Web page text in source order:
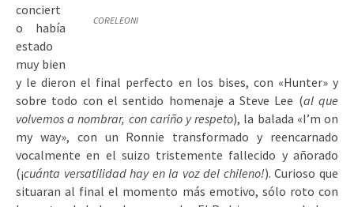
CORELEONI
conciert
o había
estado
muy bien
y le dieron el final perfecto en los bises, con «Hunter» y
sobre todo con el sentido homenaje a Steve Lee (al que
volvemos a nombrar, con cariño y respeto), la balada «I’m on
my way», con un Ronnie transformado y reencarnado
vocalmente en el suizo tristemente fallecido y añorado
(¡cuánta versatilidad hay en la voz del chileno!). Curioso que
situaran al final el momento más emotivo, sólo roto con